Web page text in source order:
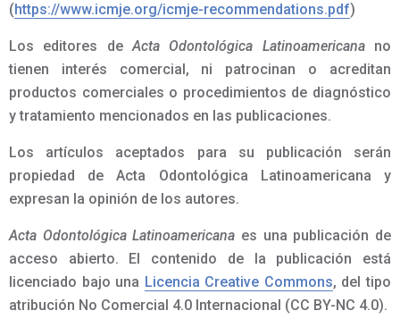
(https://www.icmje.org/icmje-recommendations.pdf)
Los editores deActa Odontológica Latinoamericana no
tienen interés comercial, ni patrocinan o acreditan
productos comerciales o procedimientos de diagnóstico
y tratamiento mencionados en las publicaciones.
Los artículos aceptados para su publicación serán
propiedad de Acta Odontológica Latinoamericana y
expresan la opinión de los autores.
Acta Odontológica Latinoamericana es una publicación de
acceso abierto. El contenido de la publicación está
licenciado bajo una Licencia Creative Commons, del tipo
atribución No Comercial 4.0 Internacional (CC BY-NC 4.0).